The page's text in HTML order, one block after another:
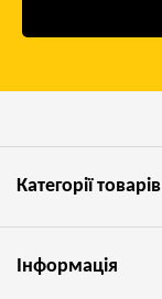
Категорії товарів
Інформація